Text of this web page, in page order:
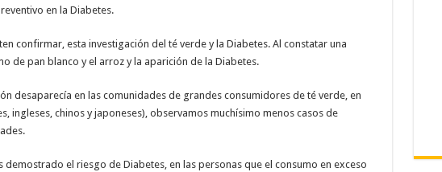
en la Diabetes.
confirmar, esta investigación del té verde y la Diabetes. Al constatar una
de pan blanco y el arroz y la aparición de la Diabetes.
desaparecía en las comunidades de grandes consumidores de té verde, en
ingleses, chinos y japoneses), observamos muchísimo menos casos de
demostrado el riesgo de Diabetes, en las personas que el consumo en exceso